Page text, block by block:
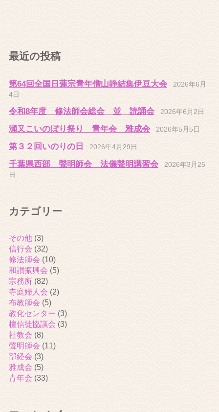
最近の投稿
第64回全国日蓮宗青年僧山静結集伊豆大会
2026年6月
4日
令和8年度 修法師会総会 並 読誦会 2026年6月2日
瀬又こいのぼり祭り 青年会 雅成会 2026年5月5日
第３２回いのりの日 2026年4月29日
千葉県西部 聲明師会 法儀聲明講習会
2026年3月25
日
カテゴリー
その他(3)
信行会 (32)
修法師会 (10)
和讃振興会 (5)
宗務所(82)
寺庭婦人会 (2)
布教師会 (5)
教化センター (3)
檀信徒協議会 (3)
社教会 (8)
聲明師会 (11)
部経会 (3)
雅成会 (5)
青年会 (33)